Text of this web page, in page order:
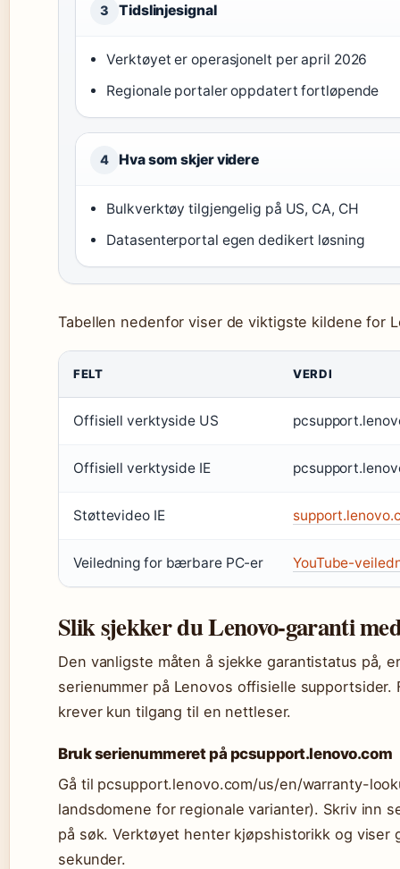
3 Tidslinjesignal
Verktøyet er operasjonelt per april 2026
Regionale portaler oppdatert fortløpende
4 Hva som skjer videre
Bulkverktøy tilgjengelig på US, CA, CH
Datasenterportal egen dedikert løsning
Tabellen nedenfor viser de viktigste kildene for
FELT VERDI
Offisiell verktyside US
Offisiell verktyside IE
Støttevideo IE
Veiledning for bærbare PC-er YouTube-
Slik sjekker du Lenovo-garanti
Den vanligste måten å sjekke garantistatus på,
serienummer på Lenovos offisielle supportsider.
krever kun tilgang til en nettleser.
Bruk serienummeret på pcsupport.lenovo.com
Gå til pcsupport.lenovo.com/us/en/warranty-
landsdomene for regionale varianter). Skriv inn
på søk. Verktøyet henter kjøpshistorikk og viser
sekunder.